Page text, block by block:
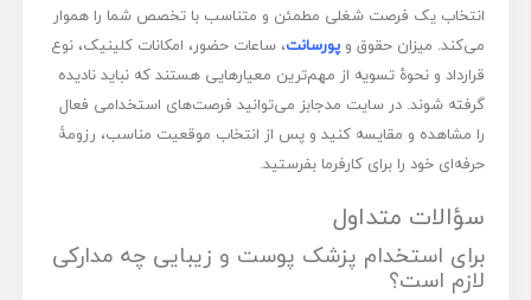
انتخاب یک فرصت شغلی مطمئن و متناسب با تخصص شما را هموار
می‌کند. میزان حقوق و پورسانت، ساعات حضور، امکانات کلینیک، نوع
قرارداد و نحوۀ تسویه از مهم‌ترین معیارهایی هستند که نباید نادیده
گرفته شوند. در سایت مدجابز می‌توانید فرصت‌های استخدامی فعال
را مشاهده و مقایسه کنید و پس از انتخاب موقعیت مناسب، رزومۀ
حرفه‌ای خود را برای کارفرما بفرستید.
سؤالات متداول
برای استخدام پزشک پوست و زیبایی چه مدارکی
لازم است؟